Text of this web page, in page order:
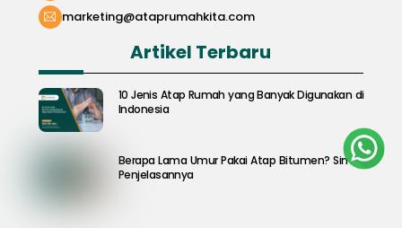
marketing@ataprumahkita.com
Artikel Terbaru
10 Jenis Atap Rumah yang Banyak Digunakan di
Indonesia
Berapa Lama Umur Pakai Atap Bitumen? Simak
Penjelasannya